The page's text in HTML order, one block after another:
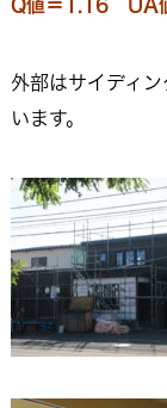
Q値＝1.16 UA
外部はサイディ
います。